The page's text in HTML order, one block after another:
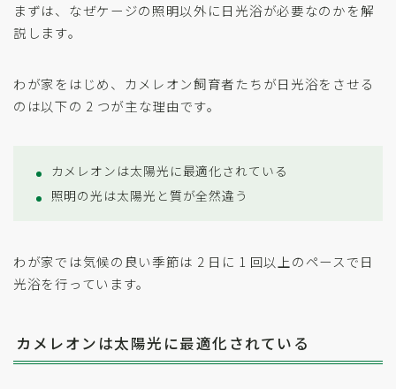
まずは、なぜケージの照明以外に日光浴が必要なのかを解
説します。
わが家をはじめ、カメレオン飼育者たちが日光浴をさせる
のは以下の 2 つが主な理由です。
カメレオンは太陽光に最適化されている
照明の光は太陽光と質が全然違う
わが家では気候の良い季節は 2 日に 1 回以上のペースで日
光浴を行っています。
カメレオンは太陽光に最適化されている